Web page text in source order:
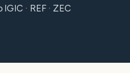
IGIC · REF · ZEC